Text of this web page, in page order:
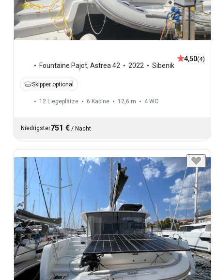
Fountaine Pajot, Astrea 42 2022 Sibenik
4,50(4)
Skipper optional
12 Liegeplätze 6 Kabine 12,6 m 4 WC
Niedrigster751 € / Nacht